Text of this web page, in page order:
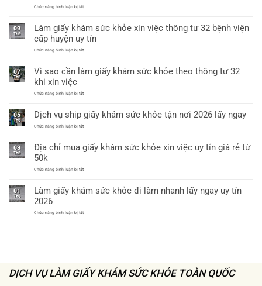
xin
không?
Chức năng bình luận bị tắtở
uy
tín
tại
Nội
khám
09
Th6
Làm giấy khám sức khỏe xin việc thông tư 32 bệnh viện
cấp huyện uy tín
Chức năng bình luận bị tắtở
khám
sức
việc
32
bệnh
viện
uy
tín
07
Th6
Vì sao cần làm giấy khám sức khỏe theo thông tư 32
khi xin việc
Chức năng bình luận bị tắtở
cần
làm
giấy
khỏe
theo
32
việc
05
Th6
Dịch vụ ship giấy khám sức khỏe tận nơi 2026 lấy ngay
Chức năng bình luận bị tắtở
ship
giấy
khỏe
2026
03
Th6
Địa chỉ mua giấy khám sức khỏe xin việc uy tín giá rẻ từ
50k
Chức năng bình luận bị tắtở
mua
giấy
khỏe
01
Th6
Làm giấy khám sức khỏe đi làm nhanh lấy ngay uy tín
2026
Chức năng bình luận bị tắtở
lấy
ngay
DỊCH VỤ LÀM GIẤY KHÁM SỨC KHỎE TOÀN QUỐC